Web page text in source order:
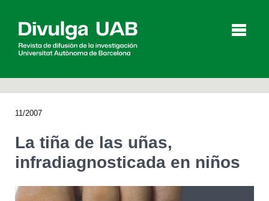
11/2007
La tiña de las uñas,
infradiagnosticada en niños